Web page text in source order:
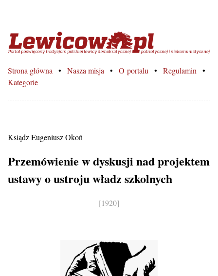
Lewicowo.pl – Portal
Strona główna Nasza misja O portalu
Regulamin
Kategorie
Ksiądz Eugeniusz Okoń
Przemówienie w dyskusji nad projektem
ustawy o ustroju władz szkolnych
[1920]